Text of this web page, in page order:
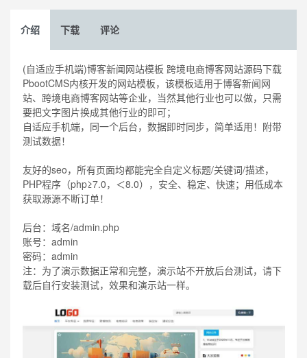
介绍 下载 评论
(自适应手机端)博客新闻网站模板 跨境电商博客网站源码下载
PbootCMS内核开发的网站模板，该模板适用于博客新闻网
站、跨境电商博客网站等企业，当然其他行业也可以做，只需
要把文字图片换成其他行业的即可；
自适应手机端，同一个后台，数据即时同步，简单适用！附带
测试数据！
友好的seo，所有页面均都能完全自定义标题/关键词/描述，
PHP程序（php≥7.0，＜8.0），安全、稳定、快速；用低成本
获取源源不断订单！
后台：域名/admin.php
账号：admin
密码：admin
注：为了演示数据正常和完整，演示站不开放后台测试，请下
载后自行安装测试，效果和演示站一样。